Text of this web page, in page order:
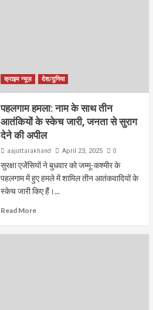
क्राइम न्यूज़ देश/दुनिया
पहलगाम हमला: नाम के साथ तीन
आतंकियों के स्केच जारी, जनता से सुराग
देने की अपील
aajuttarakhand April 23, 2025 0
सुरक्षा एजेंसियों ने बुधवार को जम्मू-कश्मीर के
पहलगाम में हुए हमले में शामिल तीन आतंकवादियों के
स्केच जारी किए हैं।...
Read More